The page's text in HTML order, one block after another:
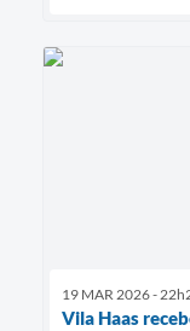
19 MAR 2026 -
Vila Haas